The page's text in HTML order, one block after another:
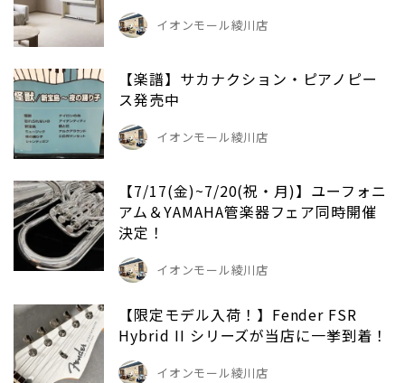
イオンモール綾川店
【楽譜】サカナクション・ピアノピー
ス発売中
イオンモール綾川店
【7/17(金)~7/20(祝・月)】ユーフォニ
アム＆YAMAHA管楽器フェア同時開催
決定！
イオンモール綾川店
【限定モデル入荷！】Fender FSR
Hybrid II シリーズが当店に一挙到着！
イオンモール綾川店